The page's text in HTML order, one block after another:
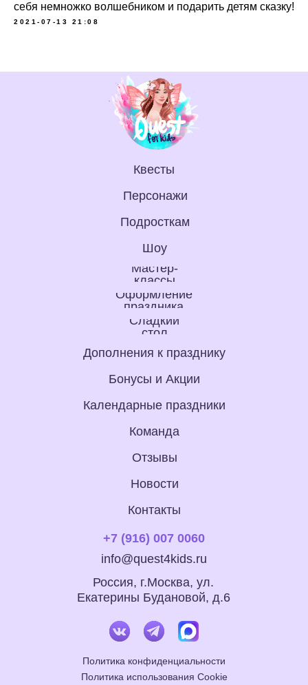
себя немножко волшебником и подарить детям сказку!
2021-07-13 21:08
Квесты
Персонажи
Подросткам
Шоу
Мастер-
классы
Оформление
праздника
Сладкий
стол
Дополнения к празднику
Бонусы и Акции
Календарные праздники
Политика конфиденциальности
Политика использования Cookie
info@quest4kids.ru
+7 (916) 007 0060
Россия, г.Москва, ул.
Екатерины Будановой, д.6
Новости
Отзывы
Команда
Контакты